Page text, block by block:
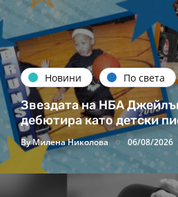
Новини По света
Звездата на НБА
дебютира като детски
ByМилена Николова 06/08/2026